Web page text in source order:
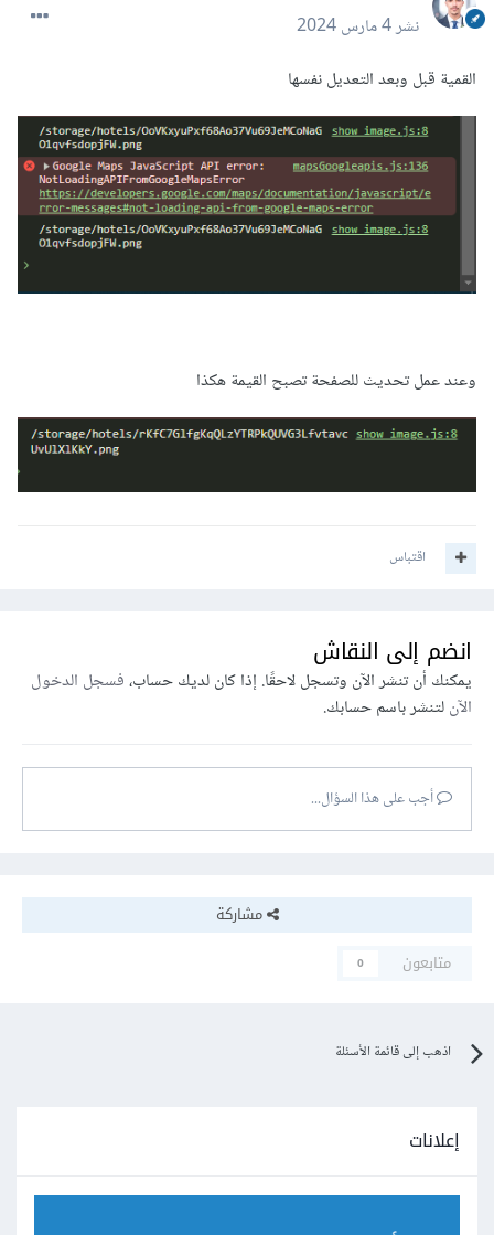
نشر4 مارس 2024
القمية قبل وبعد التعديل نفسها
وعند عمل تحديث للصفحة تصبح القيمة هكذا
اقتباس
انضم إلى النقاش
يمكنك أن تنشر الآن وتسجل لاحقًا. إذا كان لديك حساب،فسجل الدخول
الآنلتنشر باسم حسابك.
أجب على هذا السؤال...
مشاركة
متابعون
0
اذهب إلى قائمة الأسئلة
إعلانات